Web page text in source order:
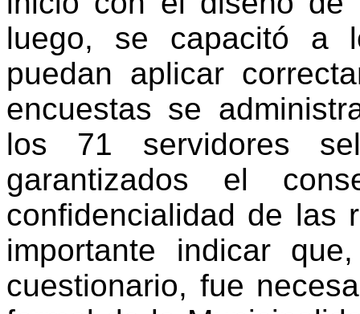
luego, se capacitó a
puedan aplicar
encuestas se
los 71 servidores
garantizados el
confidencialidad de las
importante indicar
cuestionario, fue